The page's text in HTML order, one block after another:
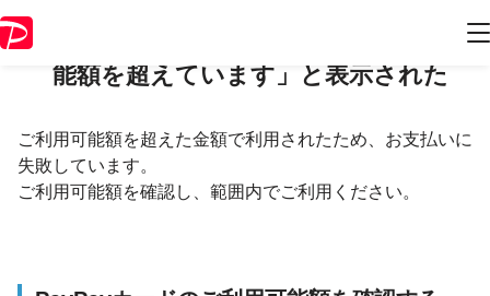
能額を超えています」と表示された
ご利用可能額を超えた金額で利用されたため、お支払いに
失敗しています。
ご利用可能額を確認し、範囲内でご利用ください。